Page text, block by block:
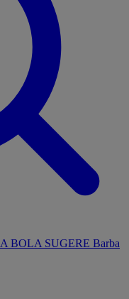
A BOLA SUGERE Barba